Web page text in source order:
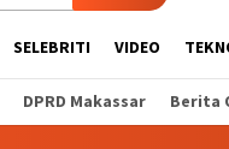
SELEBRITI VIDEO
DPRD Makassar Berita